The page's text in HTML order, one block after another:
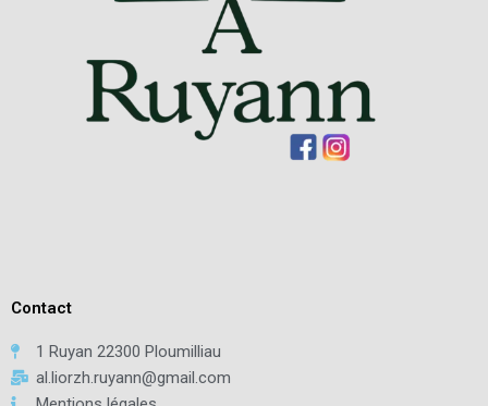
Contact
1 Ruyan 22300 Ploumilliau
al.liorzh.ruyann@gmail.com